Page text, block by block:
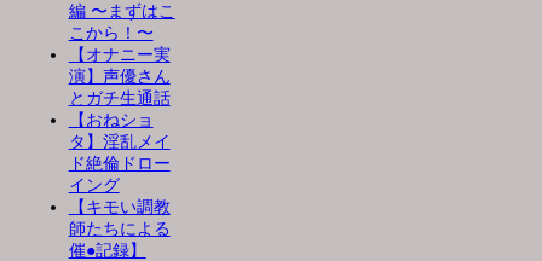
編 〜まずはこ
こから！〜
【オナニー実
演】声優さん
とガチ生通話
【おねショ
タ】淫乱メイ
ド絶倫ドロー
イング
【キモい調教
師たちによる
催●記録】